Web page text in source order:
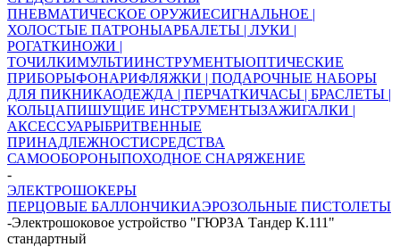
ПНЕВМАТИЧЕСКОЕ ОРУЖИЕСИГНАЛЬНОЕ |
ХОЛОСТЫЕ ПАТРОНЫАРБАЛЕТЫ | ЛУКИ |
РОГАТКИНОЖИ |
ТОЧИЛКИМУЛЬТИИНСТРУМЕНТЫОПТИЧЕСКИЕ
ПРИБОРЫФОНАРИФЛЯЖКИ | ПОДАРОЧНЫЕ НАБОРЫ
ДЛЯ ПИКНИКАОДЕЖДА | ПЕРЧАТКИЧАСЫ | БРАСЛЕТЫ |
КОЛЬЦАПИШУЩИЕ ИНСТРУМЕНТЫЗАЖИГАЛКИ |
АКСЕССУАРЫБРИТВЕННЫЕ
ПРИНАДЛЕЖНОСТИСРЕДСТВА
САМООБОРОНЫПОХОДНОЕ СНАРЯЖЕНИЕ
-
ЭЛЕКТРОШОКЕРЫ
ПЕРЦОВЫЕ БАЛЛОНЧИКИАЭРОЗОЛЬНЫЕ ПИСТОЛЕТЫ
-Электрошоковое устройство "ГЮРЗА Тандер К.111"
стандартный